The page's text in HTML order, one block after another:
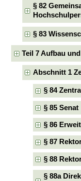
§ 82
§ 83
Teil 7 Aufbau
Abschnitt 1
§ 84
§ 85 Senat
§ 86
§ 87
§ 88
§ 88a